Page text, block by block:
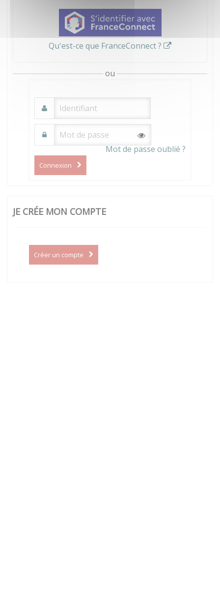
Qu'est-ce que FranceConnect ?
ou
Mot de passe oublié ?
Connexion
JE CRÉE MON COMPTE
Créer un compte